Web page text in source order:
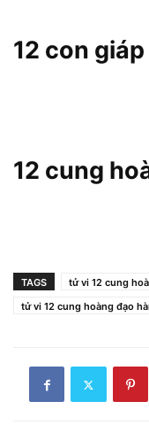
12 con giáp
12 cung
TAGS
tử vi 12 cung
tử vi 12 cung hoàng đạo